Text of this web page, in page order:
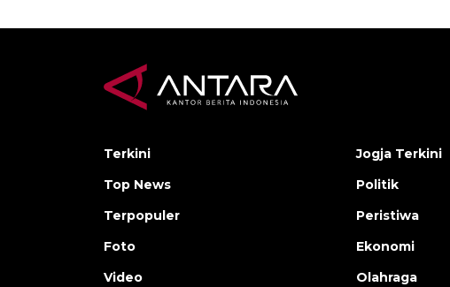
Terkini
Top News
Terpopuler
Foto
Video
Jogja Terkini
Politik
Peristiwa
Ekonomi
Olahraga